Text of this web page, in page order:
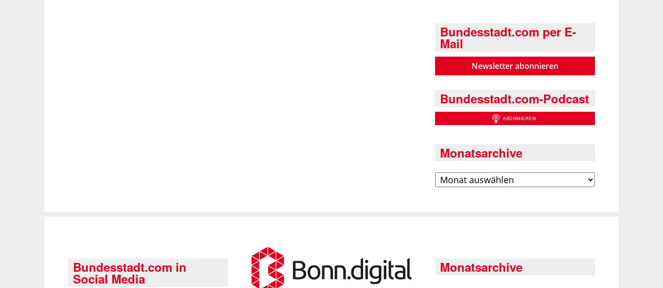
Bundesstadt.com per E-
Mail
Newsletter abonnieren
Bundesstadt.com-Podcast
Monatsarchive
Archiv
Bundesstadt.com in
Social Media
Monatsarchive